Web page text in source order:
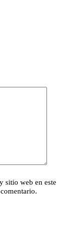
sitio web en este